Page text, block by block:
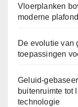
Vloerplanken
moderne
De evolutie van
toepassingen
Geluid-
buitenruimte tot
technologie